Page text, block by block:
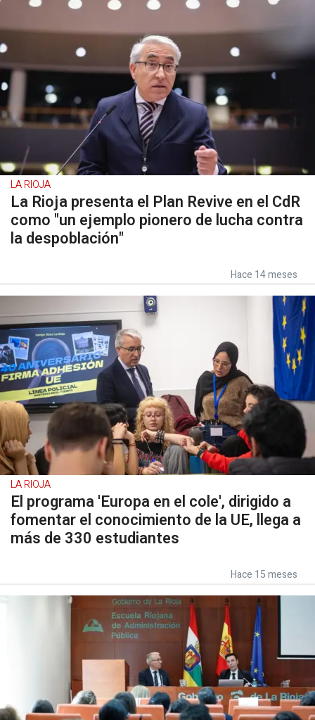
LA RIOJA
La Rioja presenta el Plan Revive en el CdR
como "un ejemplo pionero de lucha contra
la despoblación"
Hace 14 meses
LA RIOJA
El programa 'Europa en el cole', dirigido a
fomentar el conocimiento de la UE, llega a
más de 330 estudiantes
Hace 15 meses